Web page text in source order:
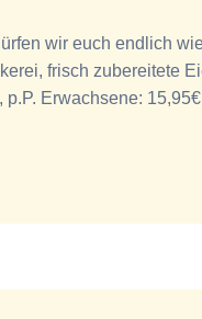
wir euch endlich
frisch zubereitete
Erwachsene: